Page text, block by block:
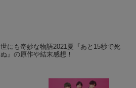
世にも奇妙な物語2021夏『あと15秒で死
ぬ』の原作や結末感想！